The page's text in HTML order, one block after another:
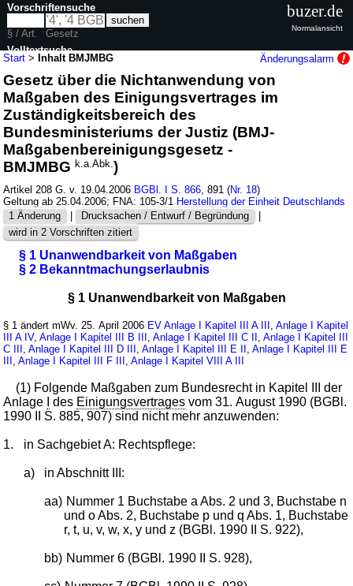
Start >Inhalt BMJMBG Änderungsalarm
Gesetz über die Nichtanwendung von
Maßgaben des Einigungsvertrages im
Zuständigkeitsbereich des
Bundesministeriums der Justiz (BMJ-
Maßgabenbereinigungsgesetz -
BMJMBGk.a.Abk.)
Artikel 208 G. v. 19.04.2006 BGBl. I S. 866 , 891 (Nr. 18)
Geltung ab 25.04.2006; FNA: 105-3/1 Herstellung der Einheit Deutschlands
1 Änderung
| Drucksachen / Entwurf / Begründung
|
wird in 2 Vorschriften zitiert
§ 1 Unanwendbarkeit von Maßgaben
§ 2 Bekanntmachungserlaubnis
§ 1 Unanwendbarkeit von Maßgaben
§ 1 ändert mWv. 25. April 2006 EV Anlage I Kapitel III A III ,Anlage I Kapitel
III A IV,Anlage I Kapitel III B III ,Anlage I Kapitel III C II ,Anlage I Kapitel III
C III ,Anlage I Kapitel III D III ,Anlage I Kapitel III E II ,Anlage I Kapitel III E
III ,Anlage I Kapitel III F III ,Anlage I Kapitel VIII A III
(1) Folgende Maßgaben zum Bundesrecht in Kapitel III der
Anlage
des Einigungsvertrages vom 31. August 1990 (BGBl.
1990 II S. 885, 907) sind nicht mehr anzuwenden:
1. in Sachgebiet A: Rechtspflege:
a) in Abschnitt III:
aa) Nummer 1 Buchstabe a Abs. 2 und 3, Buchstabe n
und o Abs. 2, Buchstabe p und q Abs. 1, Buchstabe
r, t, u, v, w, x, y und z (BGBl. 1990 II S. 922),
bb) Nummer 6 (BGBl. 1990 II S. 928),
Vorschriftensuche
§ / Art.
Gesetz
Volltextsuche
nur in BMJMBG
buzer.de
Normalansicht